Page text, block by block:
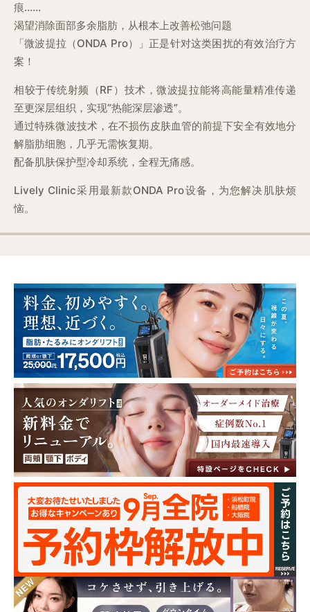
痕……
渴望消除面部多余脂肪，从根本上改善松弛问题
「微波提拉（ONDA Pro）」正是针对这类困扰的有效治疗方
案！
相较于传统射频（RF）技术，微波提拉能将高能量精准传递
至更深层组织，实现“热能深层渗透”。
通过特殊微波技术，在不损伤皮肤血管的前提下安全有效地分
解脂肪细胞，几乎无需恢复期。
配备肌肤保护型冷却系统，全程无痛感。
Lively Clinic采用最新款ONDA Pro设备，为您解决肌肤烦
恼。